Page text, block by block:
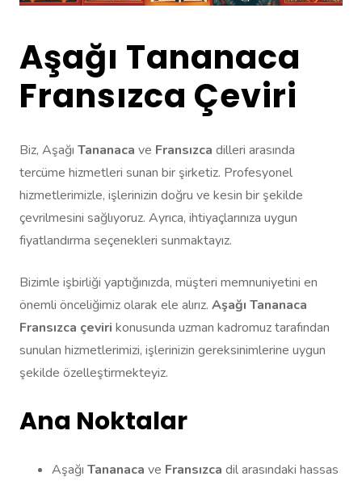
Aşağı Tananaca
Fransızca Çeviri
Biz, Aşağı Tananaca ve Fransızca dilleri arasında
tercüme hizmetleri sunan bir şirketiz. Profesyonel
hizmetlerimizle, işlerinizin doğru ve kesin bir şekilde
çevrilmesini sağlıyoruz. Ayrıca, ihtiyaçlarınıza uygun
fiyatlandırma seçenekleri sunmaktayız.
Bizimle işbirliği yaptığınızda, müşteri memnuniyetini en
önemli önceliğimiz olarak ele alırız. Aşağı Tananaca
Fransızca çeviri konusunda uzman kadromuz tarafından
sunulan hizmetlerimizi, işlerinizin gereksinimlerine uygun
şekilde özelleştirmekteyiz.
Ana Noktalar
Aşağı Tananaca ve Fransızca dil arasındaki hassas